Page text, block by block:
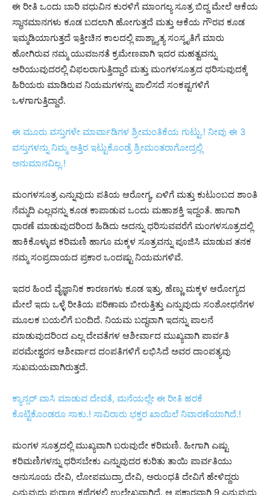
ಈ ರೀತಿ ಒಂದು ಬಾರಿ ವಧುವಿನ ಕುರಳಿಗೆ ಮಾಂಗಲ್ಯ ಸೂತ್ರ ಬಿದ್ದ ಮೇಲೆ ಆಕೆಯ
ಸ್ಥಾನಮಾನಗಳು ಕೂಡ ಬದಲಾಗಿ ಹೋಗುತ್ತದೆ ಮತ್ತು ಆಕೆಯ ಗೌರವ ಕೂಡ
ಇಮ್ಮಡಿಯಾಗುತ್ತದೆ ಇತ್ತೀಚಿನ ಕಾಲದಲ್ಲಿ ಪಾಶ್ಚ್ಯಾತ್ಯ ಸಂಸ್ಕೃತಿಗೆ ಮಾರು
ಹೋಗಿರುವ ನಮ್ಮ ಯುವಜನತೆ ಕ್ರಮೇಣವಾಗಿ ಇದರ ಮಹತ್ವವನ್ನು
ಅರಿಯುವುದರಲ್ಲಿ ವಿಫಲರಾಗುತ್ತಿದ್ದಾರೆ ಮತ್ತು ಮಂಗಳಸೂತ್ರದ ಧರಿಸುವುದಕ್ಕೆ
ಹಿರಿಯರು ಮಾಡಿರುವ ನಿಯಮಗಳನ್ನು ಪಾಲಿಸದೆ ಸಂಕಷ್ಟಗಳಿಗೆ
ಒಳಗಾಗುತ್ತಿದ್ದಾರೆ.
ಈ ಮೂರು ವಸ್ತುಗಳೇ ಮಾರ್ವಾಡಿಗಳ ಶ್ರೀಮಂತಿಕೆಯ ಗುಟ್ಟು.! ನೀವು ಈ 3
ವಸ್ತುಗಳನ್ನು ನಿಮ್ಮ ಅತ್ತಿರ ಇಟ್ಟುಕೊಂಡ್ರೆ ಶ್ರೀಮಂತರಾಗೋದ್ರಲ್ಲಿ
ಅನುಮಾನವಿಲ್ಲ.!
ಮಂಗಳಸೂತ್ರ ಎನ್ನುವುದು ಪತಿಯ ಆರೋಗ್ಯ, ಏಳಿಗೆ ಮತ್ತು ಕುಟುಂಬದ ಶಾಂತಿ
ನೆಮ್ಮದಿ ಎಲ್ಲವನ್ನು ಕೂಡ ಕಾಪಾಡುವ ಒಂದು ಮಹಾಶಕ್ತಿ ಇದ್ದಂತೆ. ಹಾಗಾಗಿ
ಧಾರಣೆ ಮಾಡುವುದರಿಂದ ಹಿಡಿದು ಅದನ್ನು ಧರಿಸುವವರೆಗೆ ಮಂಗಳಸೂತ್ರದಲ್ಲಿ
ಹಾಕಿಕೊಳ್ಳುವ ಕರಿಮಣಿ ಹಾಗೂ ಮಕ್ಕಳ ಸೂತ್ರವನ್ನು ಪೂಜಿಸಿ ಮಾಡುವ ತನಕ
ನಮ್ಮ ಸಂಪ್ರದಾಯದ ಪ್ರಕಾರ ಒಂದಷ್ಟು ನಿಯಮಗಳಿವೆ.
ಇದರ ಹಿಂದೆ ವೈಜ್ಞಾನಿಕ ಕಾರಣಗಳು ಕೂಡ ಇತ್ತು, ಹೆಣ್ಣು ಮಕ್ಕಳ ಆರೋಗ್ಯದ
ಮೇಲೆ ಇದು ಒಳ್ಳೆ ರೀತಿಯ ಪರಿಣಾಮ ಬೀರುತ್ತಿತ್ತು ಎನ್ನುವುದು ಸಂಶೋಧನೆಗಳ
ಮೂಲಕ ಬಯಲಿಗೆ ಬಂದಿದೆ. ನಿಯಮ ಬದ್ಧವಾಗಿ ಇದನ್ನು ಪಾಲನೆ
ಮಾಡುವುದರಿಂದ ಎಲ್ಲ ದೇವತೆಗಳ ಆಶೀರ್ವಾದ ಮುಖ್ಯವಾಗಿ ಪಾರ್ವತಿ
ಪರಮೇಶ್ವರನ ಆಶೀರ್ವಾದ ದಂಪತಿಗಳಿಗೆ ಲಭಿಸಿದೆ ಅವರ ದಾಂಪತ್ಯವು
ಸುಖಮಯವಾಗಿರುತ್ತದೆ.
ಕ್ಯಾನ್ಸರ್ ವಾಸಿ ಮಾಡುವ ದೇವತೆ, ಮನೆಯಲ್ಲೇ ಈ ರೀತಿ ಹರಕೆ
ಕೊಟ್ಟಿಕೊಂಡರೂ ಸಾಕು.! ಸಾವಿರಾರು ಭಕ್ತರ ಖಾಯಿಲೆ ನಿವಾರಣೆಯಾಗಿದೆ.!
ಮಂಗಳ ಸೂತ್ರದಲ್ಲಿ ಮುಖ್ಯವಾಗಿ ಬರುವುದೇ ಕರಿಮಣಿ. ಹೀಗಾಗಿ ಎಷ್ಟು
ಕರಿಮಣಿಗಳನ್ನು ಧರಿಸಬೇಕು ಎನ್ನುವುದರ ಕುರಿತು ತಾಯಿ ಪಾರ್ವತಿಯು
ಅನುಸೂಯ ದೇವಿ, ಲೋಪಮುದ್ರಾ ದೇವಿ, ಅರುಂಧತಿ ದೇವಿಗೆ ಹೇಳಿದ್ದರು
ಎನ್ನುವುದು ಪುರಾಣ ಕಥೆಗಳಲ್ಲಿ ಉಲ್ಲೇಖವಾಗಿದೆ. ಆ ಪ್ರಕಾರವಾಗಿ 9 ಎನ್ನುವುದು